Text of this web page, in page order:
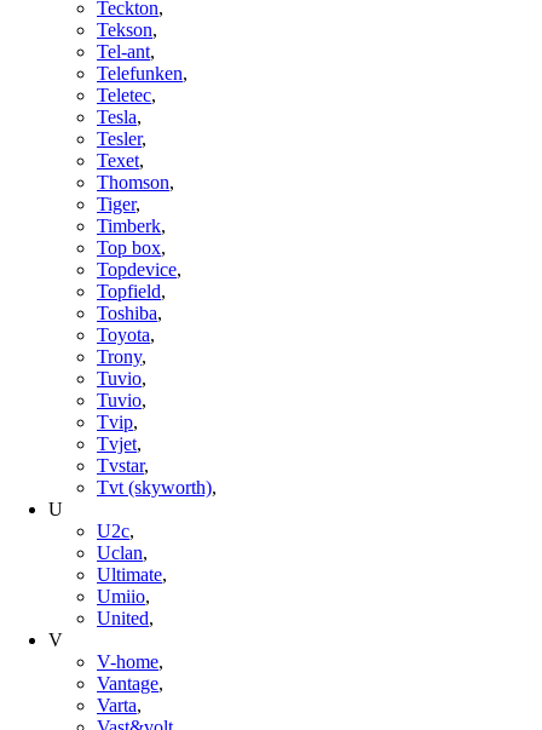
Teckton,
Tekson,
Tel-ant,
Telefunken,
Teletec,
Tesla,
Tesler,
Texet,
Thomson,
Tiger,
Timberk,
Top box,
Topdevice,
Topfield,
Toshiba,
Toyota,
Trony,
Tuvio,
Tuvio,
Tvip,
Tvjet,
Tvstar,
Tvt (skyworth),
U
U2c,
Uclan,
Ultimate,
Umiio,
United,
V
V-home,
Vantage,
Varta,